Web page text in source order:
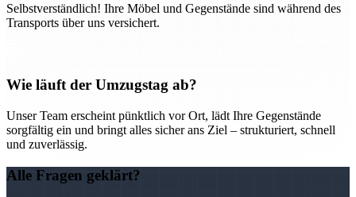
Selbstverständlich! Ihre Möbel und Gegenstände sind während des
Transports über uns versichert.
Wie läuft der Umzugstag ab?
Unser Team erscheint pünktlich vor Ort, lädt Ihre Gegenstände
sorgfältig ein und bringt alles sicher ans Ziel – strukturiert, schnell
und zuverlässig.
Alle Fragen geklärt?